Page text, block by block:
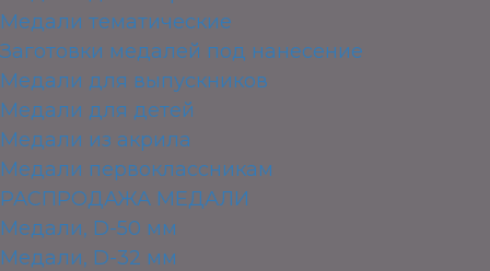
Медали тематические
Заготовки медалей под нанесение
Медали для выпускников
Медали для детей
Медали из акрила
Медали первоклассникам
РАСПРОДАЖА МЕДАЛИ
Медали, D-50 мм
Медали, D-32 мм